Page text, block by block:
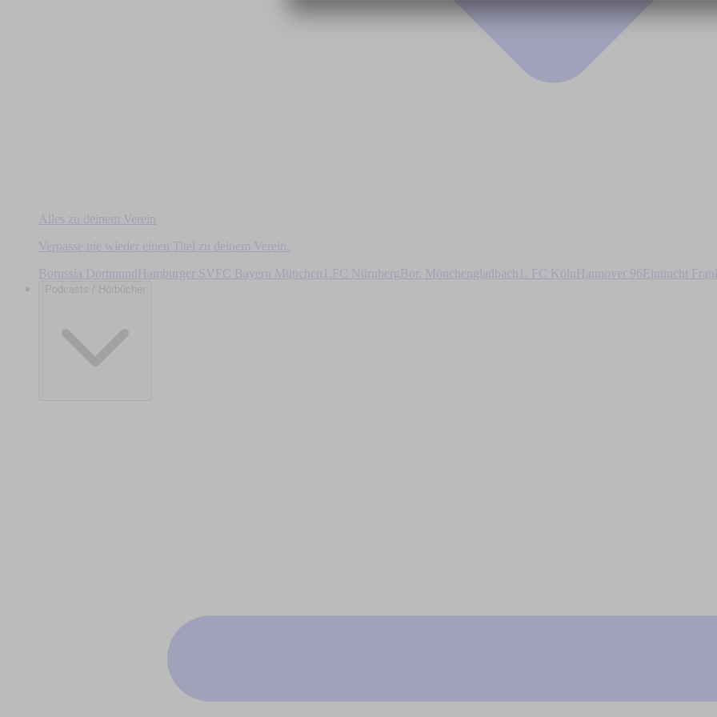
Alles zu deinem Verein
Verpasse nie wieder einen Titel zu deinem Verein.
Borussia DortmundHamburger SV FC Bayern München 1.FC Nürnberg Bor. Mönchengladbach 1. FC Köln Hannover 96Eintracht
Podcasts / Hörbücher